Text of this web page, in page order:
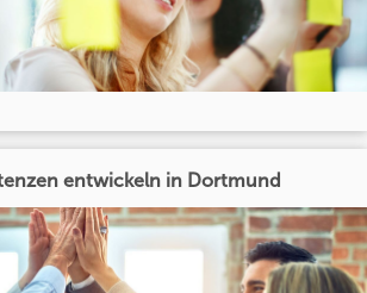
entwickeln in Dortmund